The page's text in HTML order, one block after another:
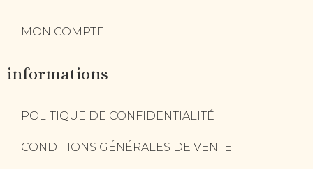
MON COMPTE
informations
POLITIQUE DE CONFIDENTIALITÉ
CONDITIONS GÉNÉRALES DE VENTE